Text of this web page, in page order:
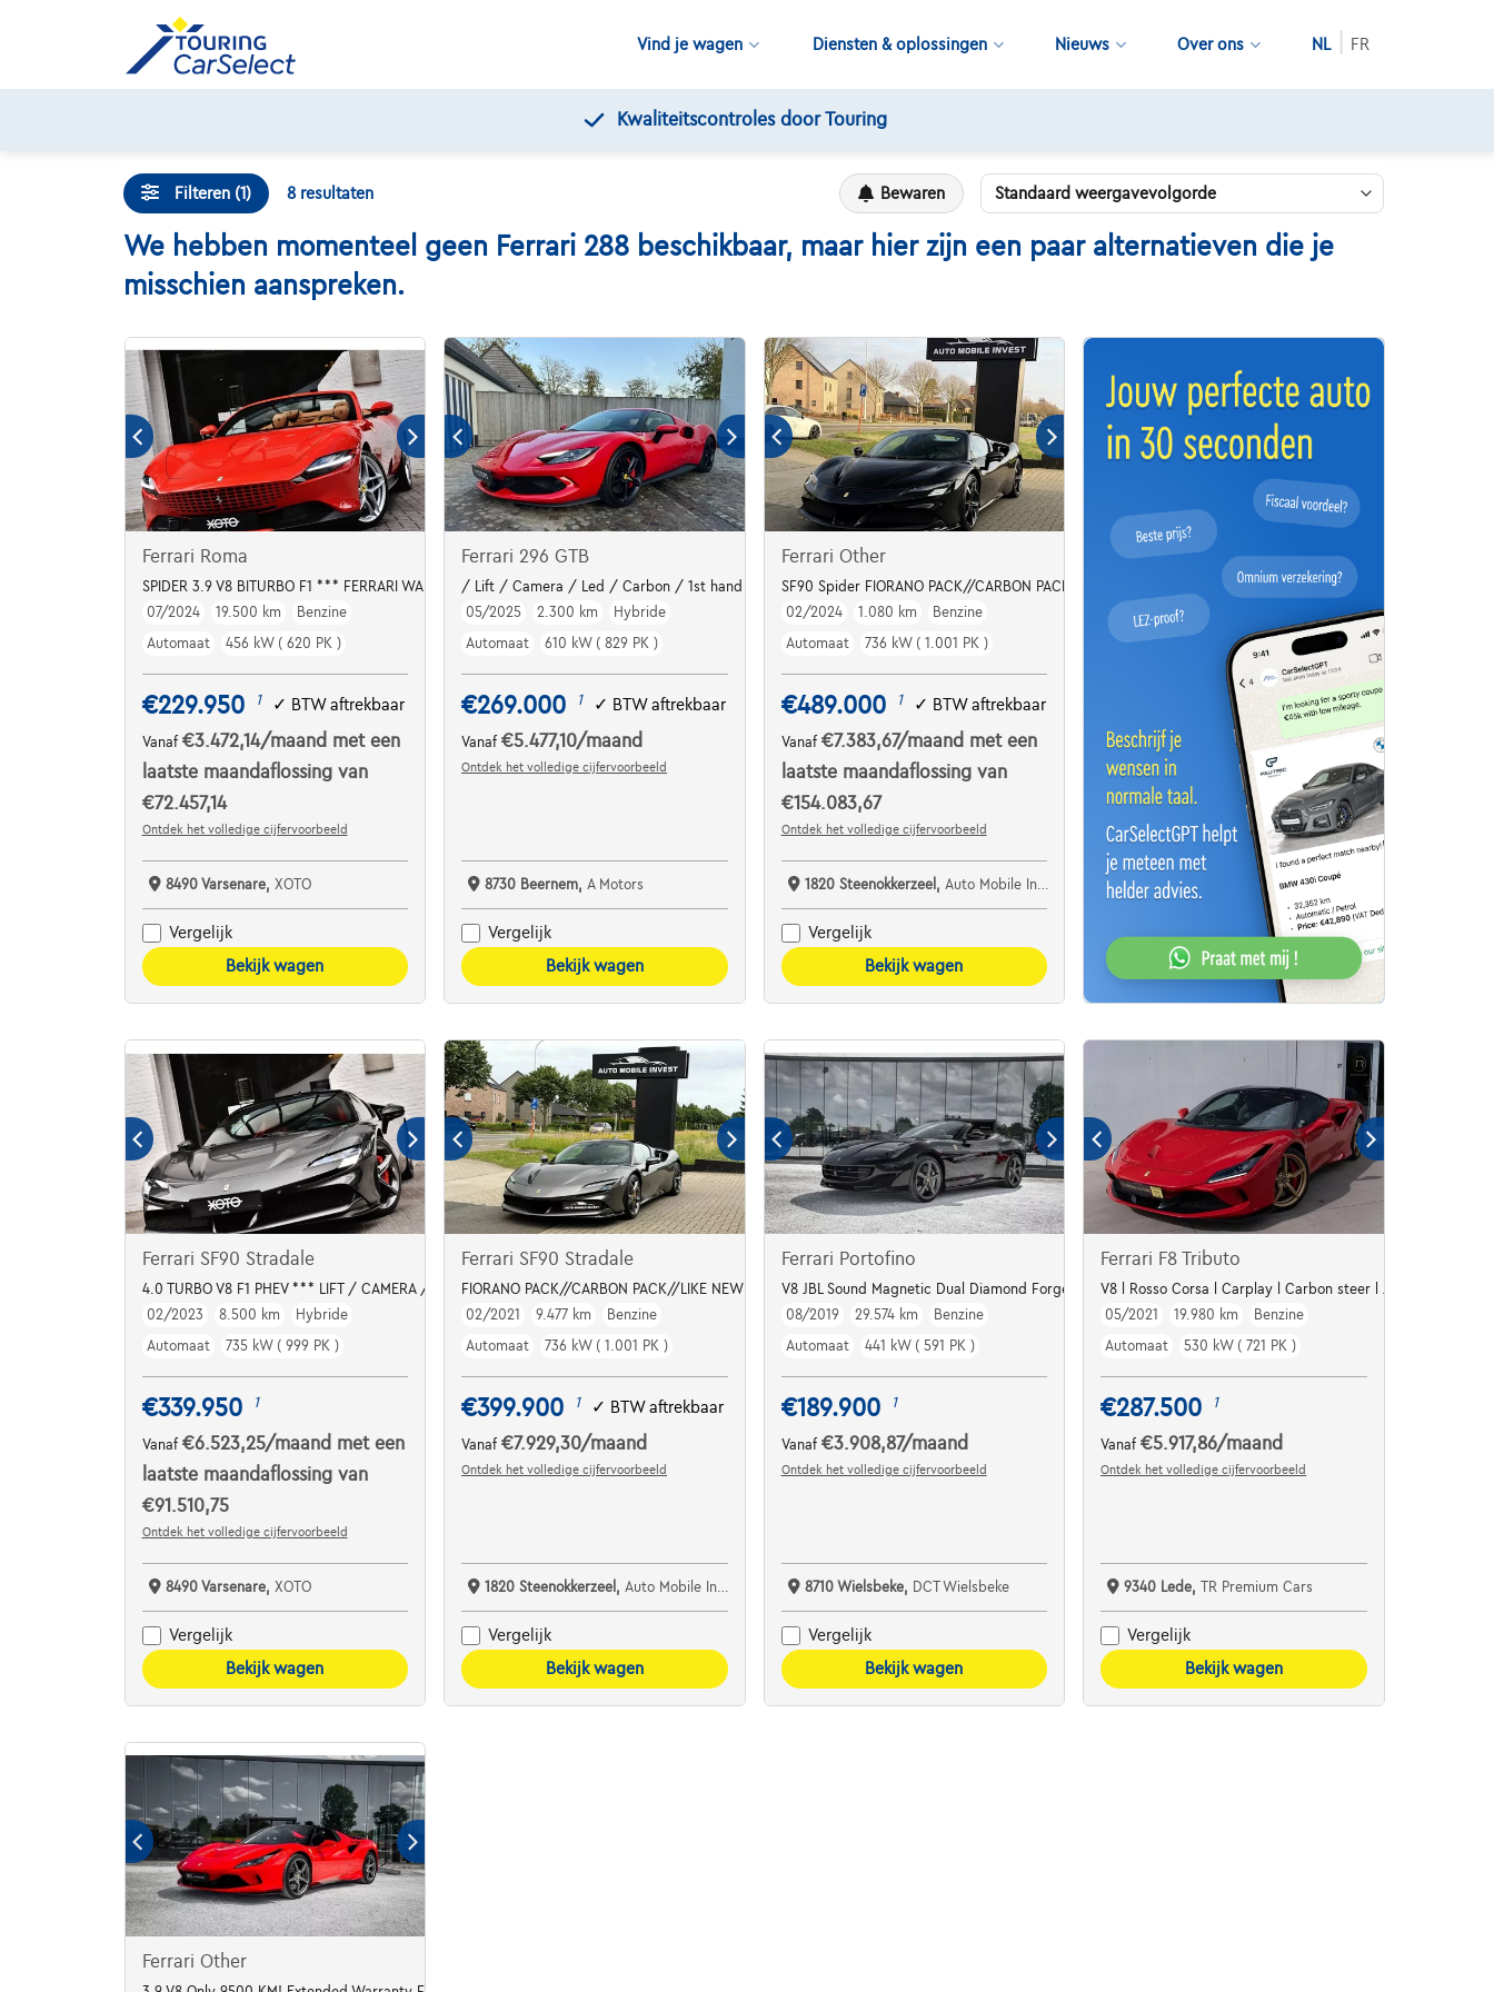
Vind je wagen Diensten & oplossingen Nieuws Over ons NL FR
Kwaliteitscontroles door Touring
Filteren (1) 8 resultaten Bewaren
We hebben momenteel geen Ferrari 288 beschikbaar, maar hier zijn een paar alternatieven die je
misschien aanspreken.
Ferrari Roma
SPIDER 3.9 V8 BITURBO F1 *** FERRARI WARRANTY 07/2027 / PERSONALISTATION PACK ***
07/2024
19.500 km
Benzine
Automaat
456 kW ( 620 PK )
€229.950 1 ✓ BTW aftrekbaar
Vanaf €3.472,14/maand met een
laatste maandaflossing van
€72.457,14
Ontdek het volledige cijfervoorbeeld
8490 Varsenare, XOTO
Vergelijk
Bekijk wagen
Ferrari 296 GTB
/ Lift / Camera / Led / Carbon / 1st hand / VAT
05/2025
2.300 km
Hybride
Automaat
610 kW ( 829 PK )
€269.000 1 ✓ BTW aftrekbaar
Vanaf€5.477,10/maand
Ontdek het volledige cijfervoorbeeld
8730 Beernem, A Motors
Vergelijk
Bekijk wagen
Ferrari Other
SF90 Spider FIORANO PACK//CARBON PACK//LIKE NEW 0483/47.20.60
02/2024
1.080 km
Benzine
Automaat
736 kW ( 1.001 PK )
€489.000 1 ✓ BTW aftrekbaar
Vanaf €7.383,67/maand met een
laatste maandaflossing van
€154.083,67
Ontdek het volledige cijfervoorbeeld
1820 Steenokkerzeel, Auto Mobile Invest
Vergelijk
Bekijk wagen
Ferrari SF90 Stradale
4.0 TURBO V8 F1 PHEV *** LIFT / CAMERA / CARBON ***
02/2023
8.500 km
Hybride
Automaat
735 kW ( 999 PK )
€339.950 1
Vanaf €6.523,25/maand met een
laatste maandaflossing van
€91.510,75
Ontdek het volledige cijfervoorbeeld
8490 Varsenare, XOTO
Vergelijk
Bekijk wagen
Ferrari SF90 Stradale
FIORANO PACK//CARBON PACK//LIKE NEW 0483/47.20.60
02/2021
9.477 km
Benzine
Automaat
736 kW ( 1.001 PK )
€399.900 1 ✓ BTW aftrekbaar
Vanaf€7.929,30/maand
Ontdek het volledige cijfervoorbeeld
1820 Steenokkerzeel, Auto Mobile Invest
Vergelijk
Bekijk wagen
Ferrari Portofino
V8 JBL Sound Magnetic Dual Diamond Forged 20'
08/2019
29.574 km
Benzine
Automaat
441 kW ( 591 PK )
€189.900 1
Vanaf €3.908,87/maand
Ontdek het volledige cijfervoorbeeld
8710 Wielsbeke, DCT Wielsbeke
Vergelijk
Bekijk wagen
Ferrari F8 Tributo
V8 l Rosso Corsa l Carplay l Carbon steer l JBL HI-FI l PDC
05/2021
19.980 km
Benzine
Automaat
530 kW ( 721 PK )
€287.500 1
Vanaf€5.917,86/maand
Ontdek het volledige cijfervoorbeeld
9340 Lede,TR Premium Cars
Vergelijk
Bekijk wagen
Ferrari Other